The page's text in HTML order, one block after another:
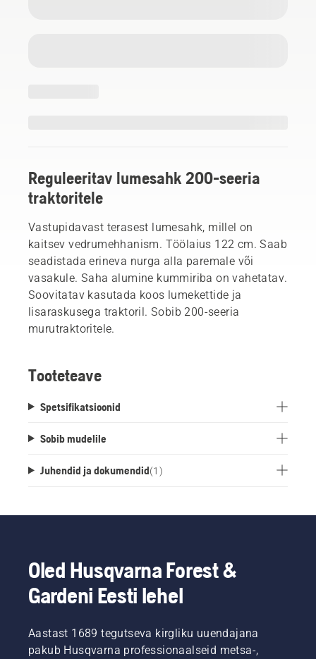
Reguleeritav lumesahk 200-seeria
traktoritele
Vastupidavast terasest lumesahk, millel on
kaitsev vedrumehhanism. Töölaius 122 cm. Saab
seadistada erineva nurga alla paremale või
vasakule. Saha alumine kummiriba on vahetatav.
Soovitatav kasutada koos lumekettide ja
lisaraskusega traktoril. Sobib 200-seeria
murutraktoritele.
Tooteteave
Spetsifikatsioonid
Sobib mudelile
Juhendid ja dokumendid(1 )
Oled Husqvarna Forest &
Gardeni Eesti lehel
Aastast 1689 tegutseva kirgliku uuendajana
pakub Husqvarna professionaalseid metsa-,